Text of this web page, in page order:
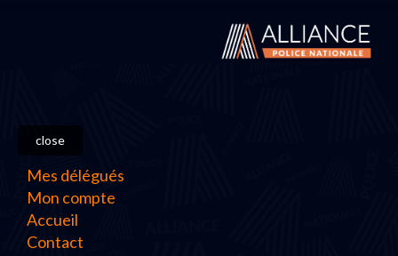
close
Mes délégués
Mon compte
Accueil
Contact